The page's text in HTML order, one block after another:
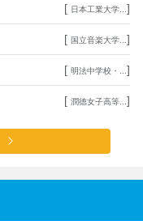
[ 日本工業大学... ]
[ 国立音楽大学... ]
[ 明法中学校・... ]
[ 潤徳女子高等... ]